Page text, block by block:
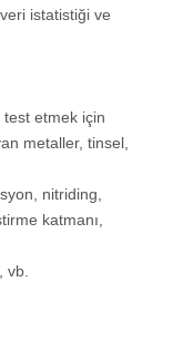
istatistiği ve
etmek için
metaller, tinsel,
nitriding,
katmanı,
vb.